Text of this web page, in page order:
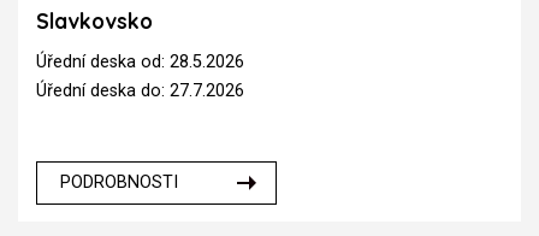
Slavkovsko
Úřední deska od: 28.5.2026
Úřední deska do: 27.7.2026
PODROBNOSTI